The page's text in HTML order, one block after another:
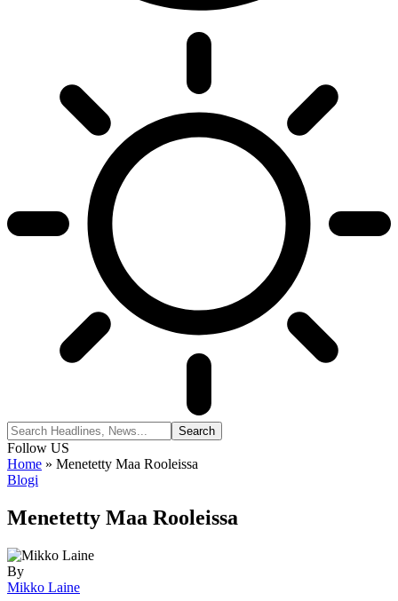
Follow US
Home » Menetetty Maa Rooleissa
Blogi
Menetetty Maa Rooleissa
By
Mikko Laine